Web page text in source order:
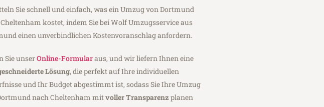
Sie schnell und einfach, was ein Umzug von Dortmund
kostet, indem Sie bei Wolf Umzugsservice aus
einen unverbindlichen Kostenvoranschlag anfordern.
Sie unserOnline-Formularaus, und wir liefern Ihnen eine
Lösung, die perfekt auf Ihre individuellen
und Ihr Budget abgestimmt ist, sodass Sie Ihre Umzug
nach Cheltenham mitvoller Transparenz planen